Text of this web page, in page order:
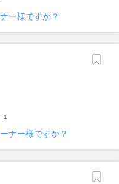
ー様ですか？
ナー様ですか？